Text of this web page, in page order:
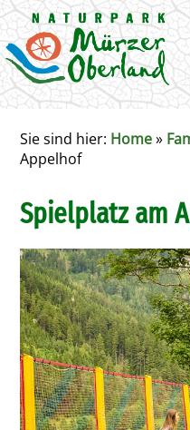
Sie sind hier: Home»
Appelhof
Spielplatz am